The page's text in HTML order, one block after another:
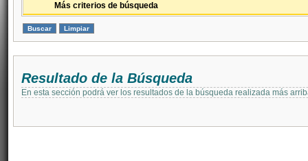
Más criterios de búsqueda
Resultado de la Búsqueda
En esta sección podrá ver los resultados de la búsqueda realizada más